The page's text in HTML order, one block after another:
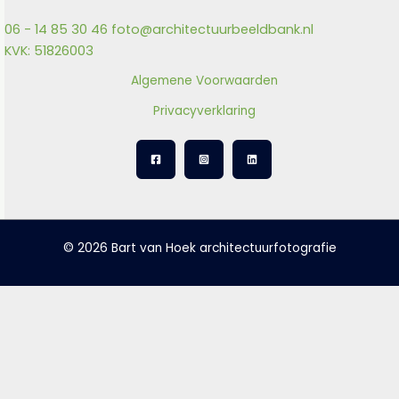
06 - 14 85 30 46 foto@architectuurbeeldbank.nl
KVK: 51826003
Algemene Voorwaarden
Privacyverklaring
© 2026 Bart van Hoek architectuurfotografie